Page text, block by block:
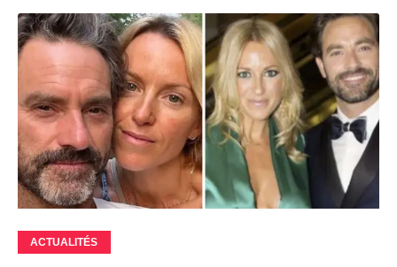
ACTUALITÉS